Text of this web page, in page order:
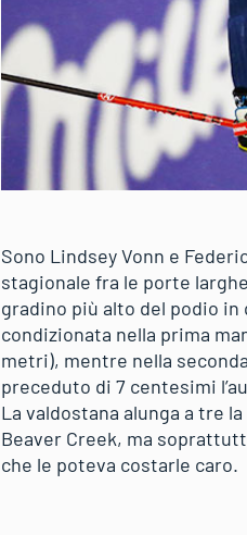
Sono Lindsey Vonn e
stagionale fra le porte
gradino più alto del podio
condizionata nella prima
metri), mentre nella
preceduto di 7 centesimi
La valdostana alunga a tre
Beaver Creek, ma
che le poteva costarle caro.